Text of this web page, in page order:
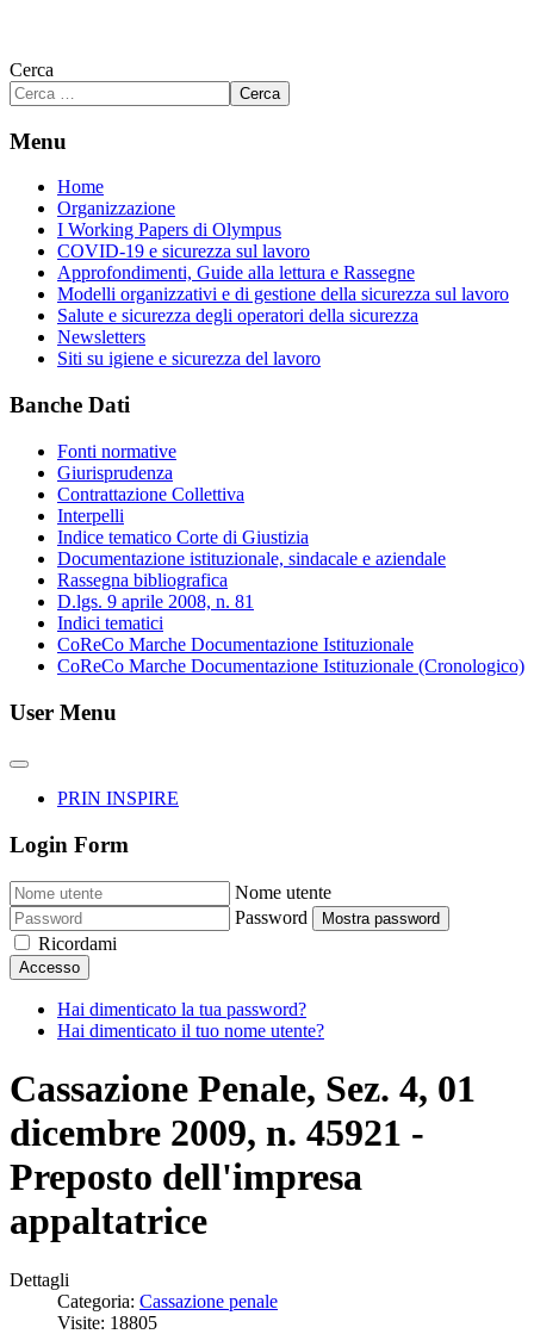
Cerca
Cerca
Menu
Home
Organizzazione
I Working Papers di Olympus
COVID-19 e sicurezza sul lavoro
Approfondimenti, Guide alla lettura e Rassegne
Modelli organizzativi e di gestione della sicurezza sul lavoro
Salute e sicurezza degli operatori della sicurezza
Newsletters
Siti su igiene e sicurezza del lavoro
Banche Dati
Fonti normative
Giurisprudenza
Contrattazione Collettiva
Interpelli
Indice tematico Corte di Giustizia
Documentazione istituzionale, sindacale e aziendale
Rassegna bibliografica
D.lgs. 9 aprile 2008, n. 81
Indici tematici
CoReCo Marche Documentazione Istituzionale
CoReCo Marche Documentazione Istituzionale (Cronologico)
User Menu
PRIN INSPIRE
Login Form
Nome utente
Password
Mostra password
Ricordami
Accesso
Hai dimenticato la tua password?
Hai dimenticato il tuo nome utente?
Cassazione Penale, Sez. 4, 01
dicembre 2009, n. 45921 -
Preposto dell'impresa
appaltatrice
Dettagli
Categoria: Cassazione penale
Visite: 18805